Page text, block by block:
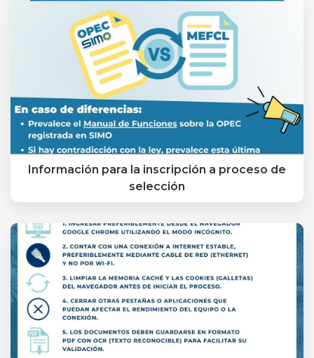
Información para la inscripción a proceso de
selección